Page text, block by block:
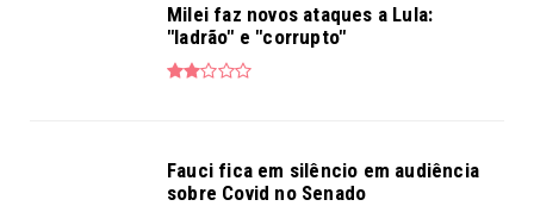
Milei faz novos ataques a Lula:
"ladrão" e "corrupto"
Fauci fica em silêncio em audiência
sobre Covid no Senado